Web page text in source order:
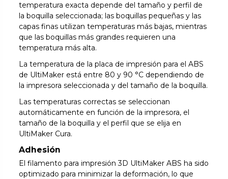
temperatura exacta depende del tamaño y perfil de
la boquilla seleccionada; las boquillas pequeñas y las
capas finas utilizan temperaturas más bajas, mientras
que las boquillas más grandes requieren una
temperatura más alta.
La temperatura de la placa de impresión para el ABS
de UltiMaker está entre 80 y 90 °C dependiendo de
la impresora seleccionada y del tamaño de la boquilla.
Las temperaturas correctas se seleccionan
automáticamente en función de la impresora, el
tamaño de la boquilla y el perfil que se elija en
UltiMaker Cura.
Adhesión
El filamento para impresión 3D UltiMaker ABS ha sido
optimizado para minimizar la deformación, lo que